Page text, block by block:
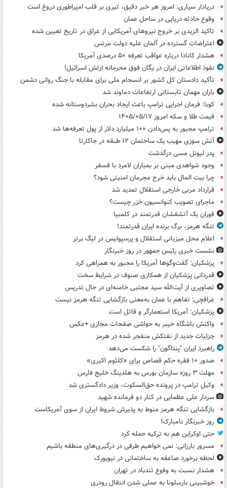
دریادار سیاری: امروز هر خبر دقیق، تیری بر قلب امپراطوری دروغ است
وقوع حادثه دریایی در ساحل عمان
تاکید الزیدی بر خروج نیروهای آمریکایی از عراق در تاریخ تعیین شده
اعتراضات گسترده در آلمان علیه دولت مرتس
هشدار کانادا درباره عواقب تعرفه ۵۰ درصدی آمریکا
نفوذ اطلاعاتی ایران در یگان فوق محرمانه ارتش اسرائیل!
تأکید دادستان کل کشور بر انسجام ملی برای مقابله با جنگ روانی دشمن
باران مهمان تابستانی ارتفاعات دماوند شد
کوبا: فرمان اجرایی ترامپ باعث ایجاد بحران بشردوستانه شده
قیمت طلا و سکه امروز ۱۴۰۵/۰۵/۱۷
ترامپ مجبور به پس‌دادن ۱۰۰ میلیارد دلار از پول تعرفه‌ها شد
آتش سوزی مهیب یک ساختمان ۱۲ طبقه در جاکارتا
پدر لیونل مسی درگذشت
وجود شواهدی مبنی بر بمباران لامرد با فسفر
چرا بیت المال باید خرج مجرمان امنیتی شود؟
قرارداد مربی خارجی استقلال تمدید شد
ماجرای تصویب کنوانسیون خزر چیست؟
فوران یک آتشفشان قدرتمند در کلمبیا
تنگه هرمز، برگ برنده ایران قدرتمند!
اعلام محل میزبانی استقلال و پرسپولیس در لیگ برتر
نشست خبری رئیس جمهور در روز خبرنگار
پزشکیان: گفت‌وگوها آمریکا را مجبور به همراهی کرد
قدردانی پزشکیان از همکاری صنوف در شرایط سخت
تصاویری از آیت‌الله سید مجتبی خامنه‌ای در حال تدریس
عراقچی: تفاهم با عمان به‌معنی بازگشایی تنگه هرمز نیست
پزشکیان: آمریکا استعمارگر و قاتل است
واکنش باشگاه خیبر به حواشی صفحات مجازی +عکس
جزئیات جدید از نفتکش منفجر شده در هرمز
راهبرد ایران "پنتاگون" را شکست می‌دهد
صدور ۱۰ فقره حکم قصاص برای «کلثوم اکبری»
مهلت ۳ روزه سازمان بورس به هلدینگ خلیج فارس
وکیل ترامپ در پرونده حق‌السکوت، وزیر دادگستری شد
سردار علی عظمایی در کنار دو فرمانده شهید
بازگشایی تنگه هرمز منوط به پذیرش شروط ایران از سوی آمریکاست
روز خبرنگار نامبارک!
حتی اوکراین هم به ترکیه حمله کرد
مسرور بارزانی: نمی خواهیم طرفی در درگیری‌های منطقه باشیم
لحظه برخورد صاعقه به ساختمانی در نیویورک
هشدار نسبت به وفوع تندباد در تهران
خوشبینی بارسلونا به عملی شدن انتقال رودری